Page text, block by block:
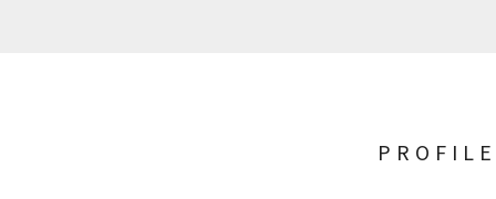
PROFILE